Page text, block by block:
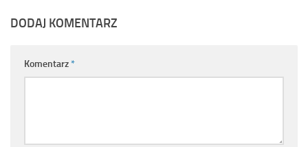
DODAJ KOMENTARZ
Komentarz*